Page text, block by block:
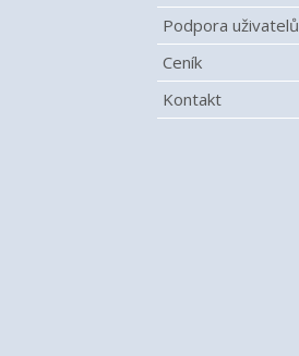
Podpora uživatelů
Ceník
Kontakt